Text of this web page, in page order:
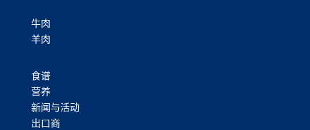
牛肉
羊肉
食谱
营养
新闻与活动
出口商